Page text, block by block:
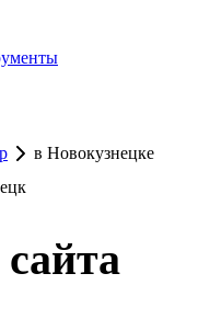
в Новокузнецке